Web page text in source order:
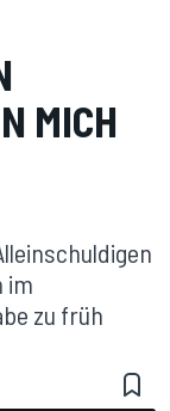
MICH
im
zu früh